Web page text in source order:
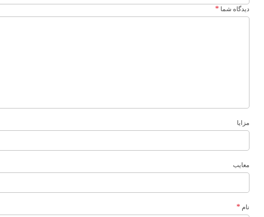
دیدگاه شما *
مزایا
معایب
نام *